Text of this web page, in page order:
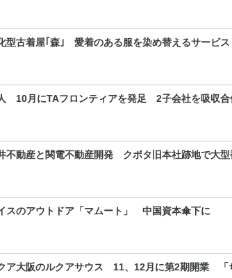
型古着屋｢森｣ 愛着のある服を染め替えるサービス
10月にTAフロンティアを発足 2子会社を吸収合
不動産と関電不動産開発 クボタ旧本社跡地で大
スのアウトドア「マムート」 中国資本傘下に
ア大阪のルクアサウス 11、12月に第2期開業 「